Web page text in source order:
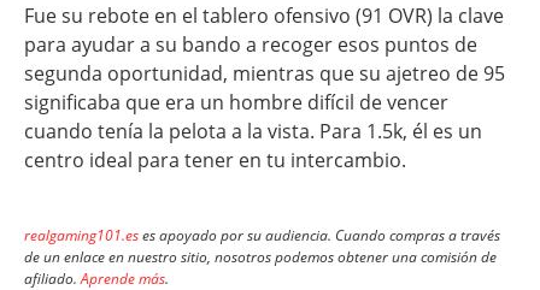
Fue su rebote en el tablero ofensivo (91 OVR) la clave
para ayudar a su bando a recoger esos puntos de
segunda oportunidad, mientras que su ajetreo de 95
significaba que era un hombre difícil de vencer
cuando tenía la pelota a la vista. Para 1.5k, él es un
centro ideal para tener en tu intercambio.
realgaming101.eses apoyado por su audiencia. Cuando compras a través
de un enlace en nuestro sitio, nosotros podemos obtener una comisión de
afiliado.Aprende más.